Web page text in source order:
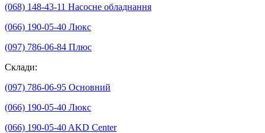
(068) 148-43-11 Насосне обладнання
(066) 190-05-40 Люкс
(097) 786-06-84 Плюс
Склади:
(097) 786-06-95 Основний
(066) 190-05-40 Люкс
(066) 190-05-40 AKD Center